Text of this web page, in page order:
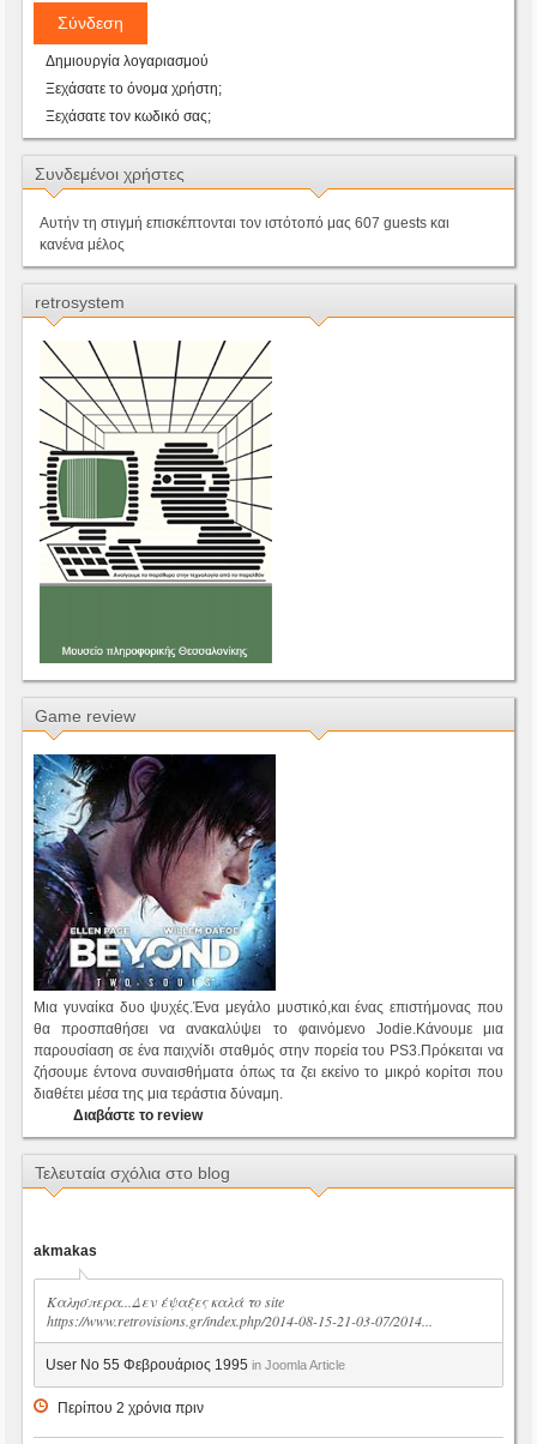
Σύνδεση
Δημιουργία λογαριασμού
Ξεχάσατε το όνομα χρήστη;
Ξεχάσατε τον κωδικό σας;
Συνδεμένοι χρήστες
Αυτήν τη στιγμή επισκέπτονται τον ιστότοπό μας 607 guests και
κανένα μέλος
retrosystem
Game review
Μια γυναίκα δυο ψυχές.Ένα μεγάλο μυστικό,και ένας επιστήμονας που
θα προσπαθήσει να ανακαλύψει το φαινόμενο Jodie.Κάνουμε μια
παρουσίαση σε ένα παιχνίδι σταθμός στην πορεία του PS3.Πρόκειται να
ζήσουμε έντονα συναισθήματα όπως τα ζει εκείνο το μικρό κορίτσι που
διαθέτει μέσα της μια τεράστια δύναμη.
Διαβάστε το review
Τελευταία σχόλια στο blog
akmakas
Καλησπερα...Δεν έψαξες καλά το site
https://www.retrovisions.gr/index.php/2014-08-15-21-03-07/2014...
User No 55 Φεβρουάριος 1995 in Joomla Article
Περίπου 2 χρόνια πριν